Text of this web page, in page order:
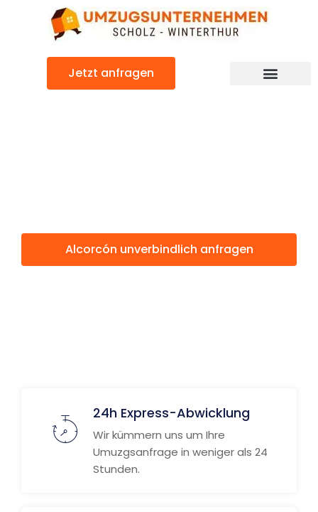
Jetzt anfragen
Alcorcón unverbindlich anfragen
24h Express-Abwicklung
Wir kümmern uns um Ihre
Umuzgsanfrage in weniger als 24
Stunden.